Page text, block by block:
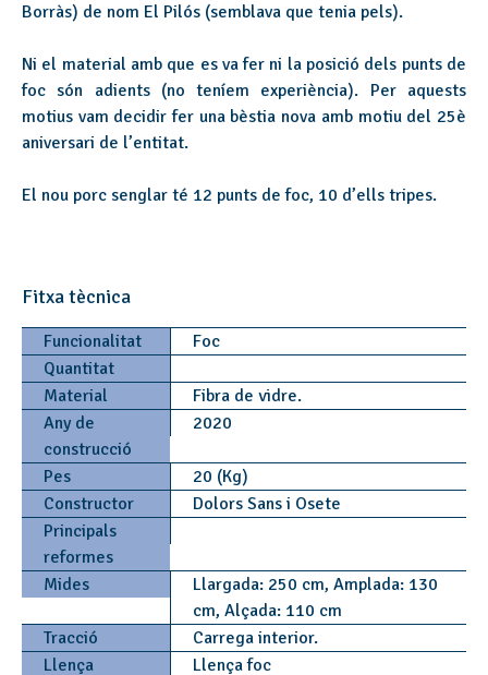
Borràs) de nom El Pilós (semblava que tenia pels).
Ni el material amb que es va fer ni la posició dels punts de
foc són adients (no teníem experiència). Per aquests
motius vam decidir fer una bèstia nova amb motiu del 25è
aniversari de l’entitat.
El nou porc senglar té 12 punts de foc, 10 d’ells tripes.
Fitxa tècnica
Funcionalitat
Foc
Quantitat
Material
Fibra de vidre.
Any de
construcció
2020
Pes
20 (Kg)
Constructor
Dolors Sans i Osete
Principals
reformes
Mides
Llargada: 250 cm, Amplada: 130
cm, Alçada: 110 cm
Tracció
Carrega interior.
Llença
Llença foc